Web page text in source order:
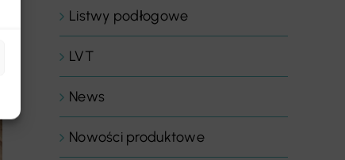
Listwy podłogowe
LVT
News
Nowości produktowe